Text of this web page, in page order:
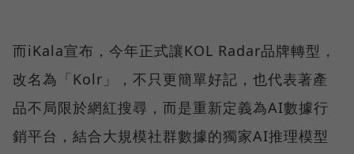
而iKala宣布，今年正式讓KOL Radar品牌轉型，
改名為「Kolr」，不只更簡單好記，也代表著產
品不局限於網紅搜尋，而是重新定義為AI數據行
銷平台，結合大規模社群數據的獨家AI推理模型